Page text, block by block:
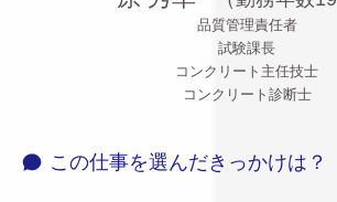
品質管理責任者
試験課長
コンクリート主任技士
コンクリート診断士
この仕事を選んだきっかけは？